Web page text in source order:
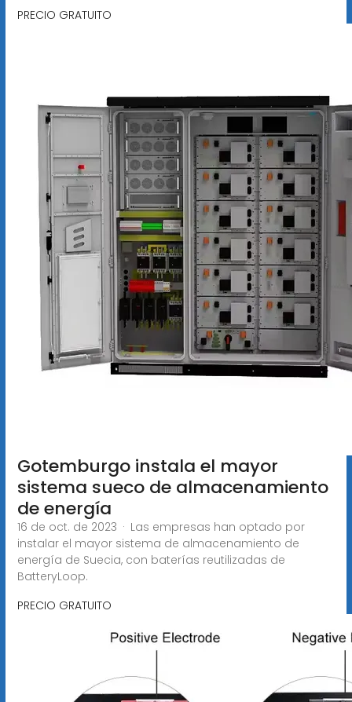
PRECIO GRATUITO
Gotemburgo instala el mayor
sistema sueco de almacenamiento
de energía
16 de oct. de 2023 · Las empresas han optado por
instalar el mayor sistema de almacenamiento de
energía de Suecia, con baterías reutilizadas de
BatteryLoop.
PRECIO GRATUITO